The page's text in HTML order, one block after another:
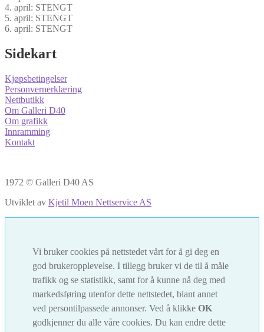
4. april: STENGT
5. april: STENGT
6. april: STENGT
Sidekart
Kjøpsbetingelser
Personvernerklæring
Nettbutikk
Om Galleri D40
Om grafikk
Innramming
Kontakt
1972 © Galleri D40 AS
Utviklet av Kjetil Moen Nettservice AS
Vi bruker cookies på nettstedet vårt for å gi deg en
god brukeropplevelse. I tillegg bruker vi de til å måle
trafikk og se statistikk, samt for å kunne nå deg med
markedsføring utenfor dette nettstedet, blant annet
ved persontilpassede annonser. Ved å klikke OK
godkjenner du alle våre cookies. Du kan endre dette